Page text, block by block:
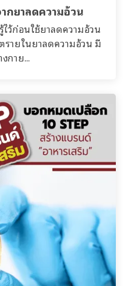
กยาลดความอ้วน
ว้ก่อนใช้ยาลดความอ้วน
รายในยาลดความอ้วน มี
กาย...